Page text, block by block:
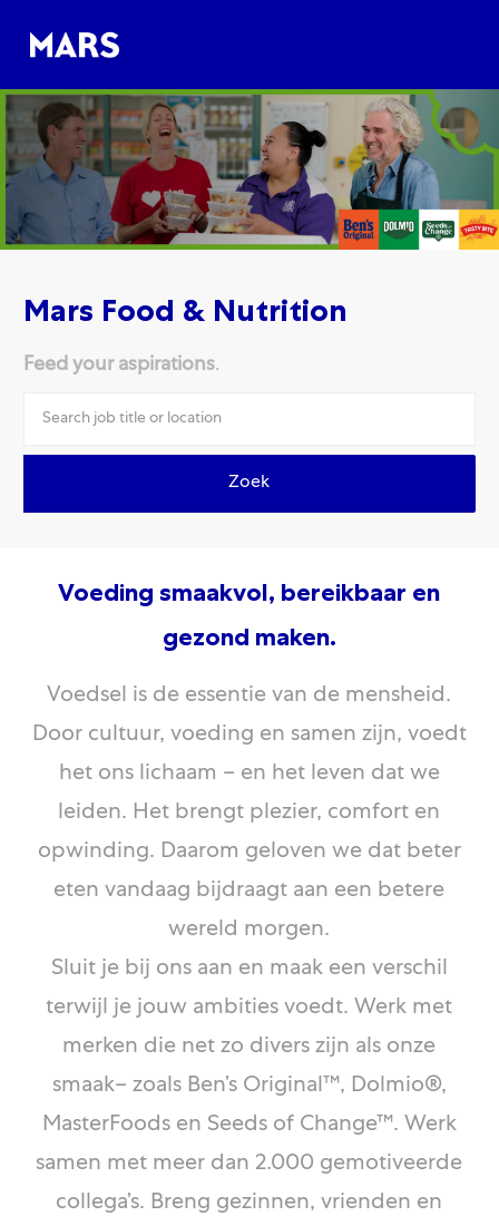
Mars Food & Nutrition
Feed your aspirations.
Zoek
Voeding smaakvol, bereikbaar en
gezond maken.
Voedsel is de essentie van de mensheid.
Door cultuur, voeding en samen zijn, voedt
het ons lichaam – en het leven dat we
leiden. Het brengt plezier, comfort en
opwinding. Daarom geloven we dat beter
eten vandaag bijdraagt aan een betere
wereld morgen.
Sluit je bij ons aan en maak een verschil
terwijl je jouw ambities voedt. Werk met
merken die net zo divers zijn als onze
smaak– zoals Ben’s Original™, Dolmio®,
MasterFoods en Seeds of Change™. Werk
samen met meer dan 2.000 gemotiveerde
collega’s. Breng gezinnen, vrienden en